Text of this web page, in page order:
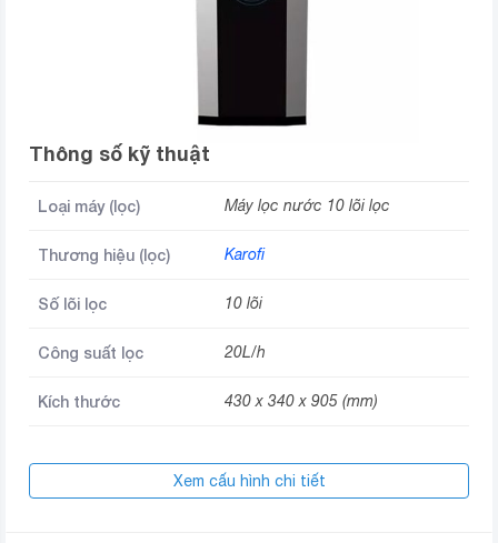
Thông số kỹ thuật
Loại máy (lọc) Máy lọc nước 10 lõi lọc
Thương hiệu (lọc) Karofi
Số lõi lọc 10 lõi
Công suất lọc 20L/h
Kích thước 430 x 340 x 905 (mm)
Xem cấu hình chi tiết